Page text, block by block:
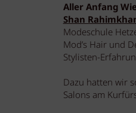
Aller Anfang
Shan
Modeschule
Mod’s Hair und
Stylisten-
Dazu hatten wir
Salons am